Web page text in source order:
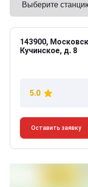
143900,
Кучинское, д. 8
5.0
Оставить заявку